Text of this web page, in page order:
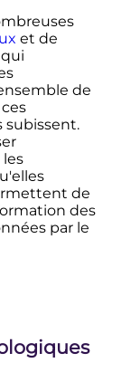
et de
de
subissent.
de
des
par le